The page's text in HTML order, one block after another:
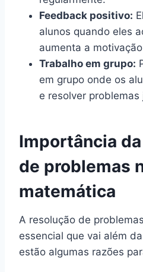
Feedback positivo:
alunos quando eles
aumenta a
Trabalho em grupo:
em grupo onde os
e resolver problemas
Importância
de problemas
matemática
A resolução de
essencial que vai além
estão algumas razões